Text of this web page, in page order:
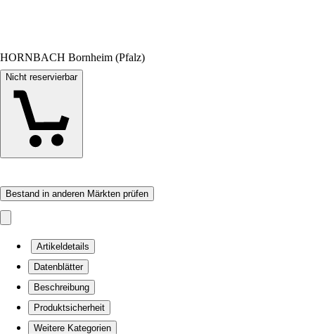
HORNBACH Bornheim (Pfalz)
Nicht reservierbar
Bestand in anderen Märkten prüfen
Artikeldetails
Datenblätter
Beschreibung
Produktsicherheit
Weitere Kategorien